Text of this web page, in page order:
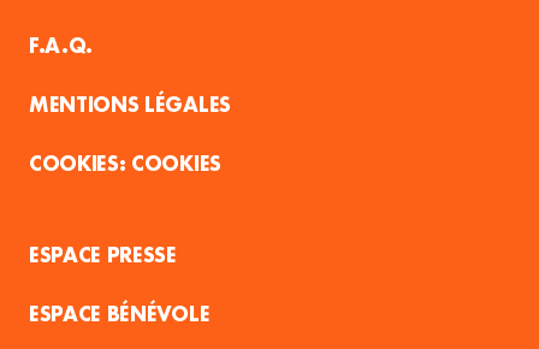
F.A.Q.
MENTIONS LÉGALES
COOKIES
ESPACE PRESSE
ESPACE BÉNÉVOLE